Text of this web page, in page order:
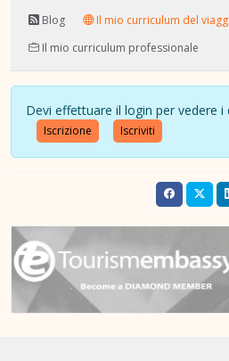
Blog
Il mio curriculum del
Il mio curriculum professionale
Devi effettuare il login per vedere
Iscrizione Iscriviti